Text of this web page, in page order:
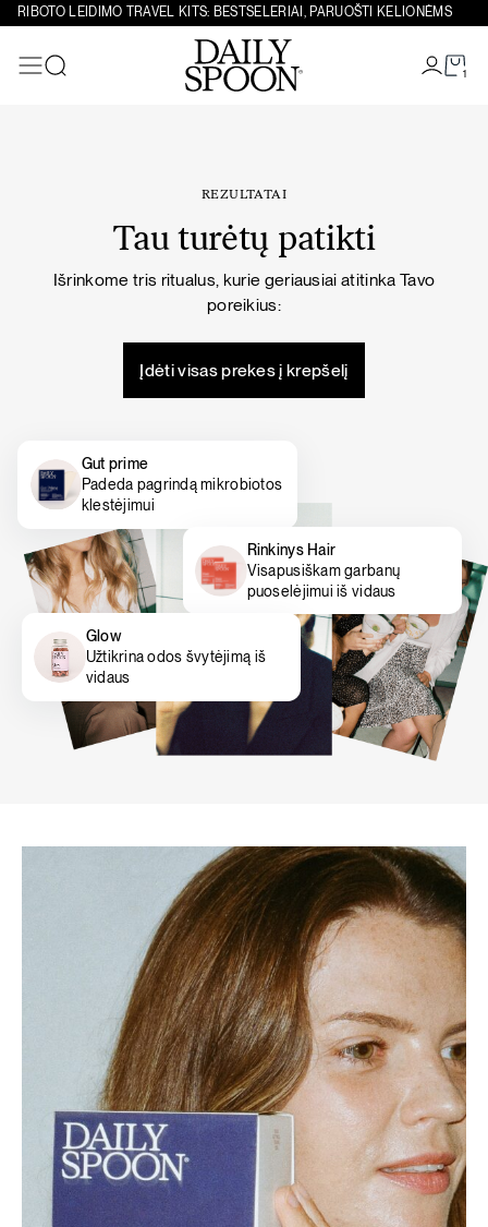
Eiti prie turinio
RIBOTO LEIDIMO TRAVEL KITS: BESTSELERIAI, PARUOŠTI KELIONĖMS
1
REZULTATAI
Tau turėtų patikti
Išrinkome tris ritualus, kurie geriausiai atitinka Tavo
poreikius:
Įdėti visas prekes į krepšelį
Gut prime
Padeda pagrindą mikrobiotos
klestėjimui
Rinkinys Hair
Visapusiškam garbanų
puoselėjimui iš vidaus
Glow
Užtikrina odos švytėjimą iš
vidaus